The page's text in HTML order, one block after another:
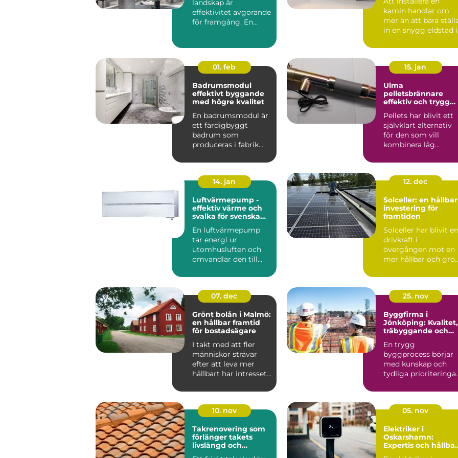
landskap är
effektivitet avgörande
för framgång. En
kamin handlar om
mer än att bara
in en snygg eldstad i
vä...
01. feb
Badrumsmodul
effektivt byggande
med högre kvalitet
En badrumsmodul är
ett färdigbyggt
badrum som
produceras i fabrik
komplett till byggar...
15. jan
Ulma
pelletsbrännare
effektiv och trygg
Pellets har blivit ett
självklart alternativ
för den som vill
kombinera låg
d med ...
14. jan
Luftvärmepump -
effektiv värme och
svalka för svenska
En luftvärmepump
tar energi ur
utomhusluften och
omvandlar den till
inomh...
12. dec
Solceller: en hållbar
investering för
framtiden
Solceller har blivit en
drivkraft i
övergången mot en
mer hållbar och
07. dec
Grönt bolån i Malmö:
en hållbar framtid
för bostadsägare
I takt med att fler
människor strävar
efter att leva mer
hållbart har intresset
25. nov
Byggfirma i
Jönköping: Kvalitet,
träbyggande och
En trygg
byggprocess börjar
med kunskap och
tydliga
10. nov
Takrenovering som
förlänger takets
livslängd och
05. nov
Elektriker i
Oskarshamn:
Expertis och